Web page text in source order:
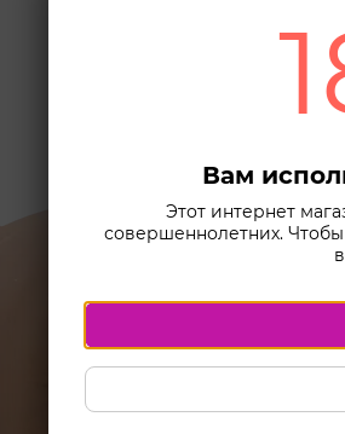
Вам
Этот интернет
совершеннолетних.